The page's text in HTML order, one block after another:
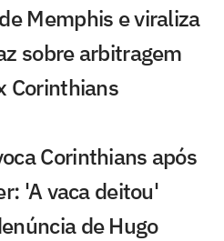
Memphis e viraliza
sobre arbitragem
Corinthians
Corinthians após
'A vaca deitou'
de Hugo